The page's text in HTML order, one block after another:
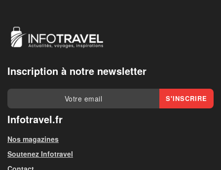
Inscription à notre newsletter
Infotravel.fr
Nos magazines
Soutenez Infotravel